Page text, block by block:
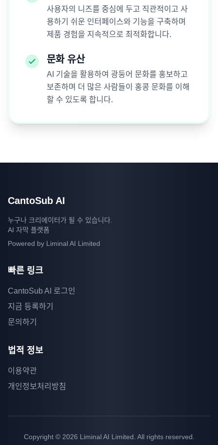
사용자의 니즈를 중심에 두고 직관적이고 사
용하기 쉬운 인터페이스와 기능을 구축하며
제품 경험을 지속적으로 최적화합니다.
문화 유산
AI 기술을 활용하여 광둥어 문화를 홍보하고
보존하며 더 많은 사람들이 홍콩 문화를 이해
할 수 있도록 합니다.
CantoSub AI
누구나 크리에이터가 될 수 있습니다.
AI 자막 플랫폼
Powered by Liminal AI Limited
빠른 링크
CantoSub AI 로그인
지금 등록하기
문의하기
법적 정보
이용약관
개인정보처리방침
Copyright © 2026 Liminal AI Limited. All rights reserved.